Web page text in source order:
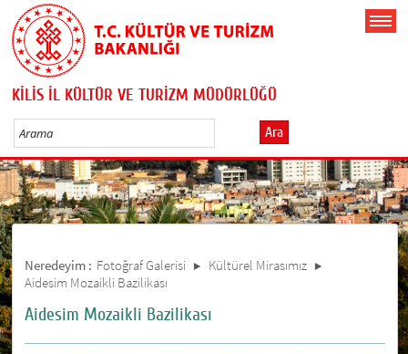
KİLİS İL KÜLTÜR VE TURİZM MÜDÜRLÜĞÜ
Ara
Neredeyim : Fotoğraf Galerisi
Kültürel Mirasımız
Aidesim Mozaikli Bazilikası
Aidesim Mozaikli Bazilikası